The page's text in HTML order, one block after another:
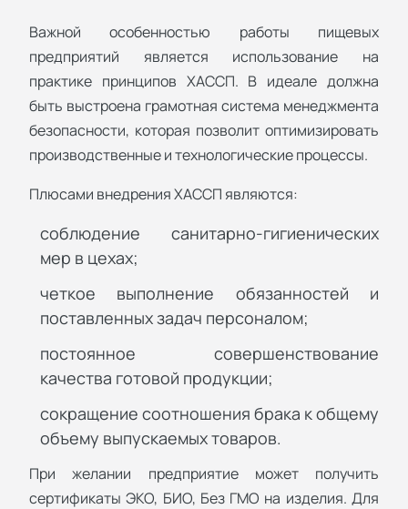
Важной особенностью работы пищевых
предприятий является использование на
практике принципов ХАССП. В идеале должна
быть выстроена грамотная система менеджмента
безопасности, которая позволит оптимизировать
производственные и технологические процессы.
Плюсами внедрения ХАССП являются:
соблюдение санитарно-гигиенических
мер в цехах;
четкое выполнение обязанностей и
поставленных задач персоналом;
постоянное совершенствование
качества готовой продукции;
сокращение соотношения брака к общему
объему выпускаемых товаров.
При желании предприятие может получить
сертификаты ЭКО, БИО, Без ГМО на изделия. Для